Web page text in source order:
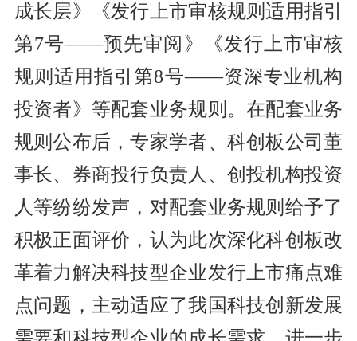
成长层》《发行上市审核规则适用指引
第7号——预先审阅》《发行上市审核
规则适用指引第8号——资深专业机构
投资者》等配套业务规则。在配套业务
规则公布后，专家学者、科创板公司董
事长、券商投行负责人、创投机构投资
人等纷纷发声，对配套业务规则给予了
积极正面评价，认为此次深化科创板改
革着力解决科技型企业发行上市痛点难
点问题，主动适应了我国科技创新发展